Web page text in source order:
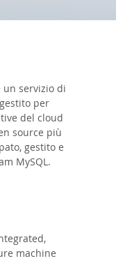
un servizio di
per
del cloud
source più
gestito e
MySQL.
machine